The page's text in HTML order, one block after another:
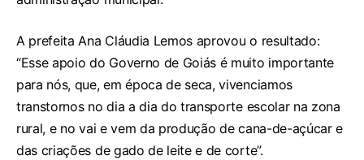
A prefeita Ana Cláudia Lemos aprovou o resultado:
“Esse apoio do Governo de Goiás é muito importante
para nós, que, em época de seca, vivenciamos
transtornos no dia a dia do transporte escolar na zona
rural, e no vai e vem da produção de cana-de-açúcar e
das criações de gado de leite e de corte”.